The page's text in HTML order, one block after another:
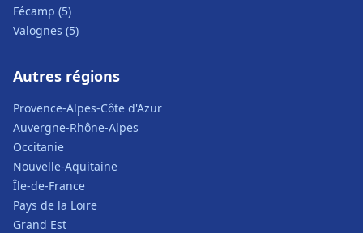
Fécamp (5)
Valognes (5)
Autres régions
Provence-Alpes-Côte d'Azur
Auvergne-Rhône-Alpes
Occitanie
Nouvelle-Aquitaine
Île-de-France
Pays de la Loire
Grand Est